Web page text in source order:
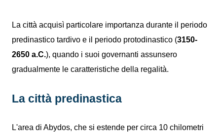
La città acquisì particolare importanza durante il periodo
predinastico tardivo e il periodo protodinastico (3150-
2650 a.C.), quando i suoi governanti assunsero
gradualmente le caratteristiche della regalità.
La città predinastica
L'area di Abydos, che si estende per circa 10 chilometri